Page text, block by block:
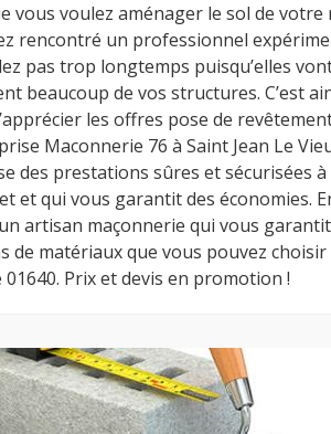
vous voulez aménager le sol de votre
rencontré un professionnel
pas trop longtemps puisqu’elles
beaucoup de vos structures. C’est
les offres pose de
Maconnerie 76 à Saint Jean Le
des prestations sûres et sécurisées
et qui vous garantit des économies.
artisan maçonnerie qui vous
de matériaux que vous pouvez choisir
01640. Prix et devis en promotion !